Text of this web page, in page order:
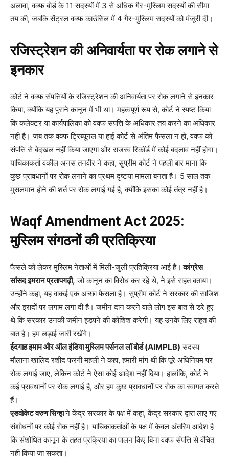
अलावा, वक्फ बोर्ड के 11 सदस्यों में 3 से अधिक गैर-मुस्लिम सदस्यों की सीमा
तय की, जबकि सेंट्रल वक्फ काउंसिल में 4 गैर-मुस्लिम सदस्यों को मंजूरी दी।
रजिस्ट्रेशन की अनिवार्यता पर रोक लगाने से
इनकार
कोर्ट ने वक्फ संपत्तियों के रजिस्ट्रेशन की अनिवार्यता पर रोक लगाने से इनकार
किया, क्योंकि यह पुराने कानून में भी था। महत्वपूर्ण रूप से, कोर्ट ने स्पष्ट किया
कि कलेक्टर या कार्यपालिका को वक्फ संपत्ति के अधिकार तय करने का अधिकार
नहीं है। जब तक वक्फ ट्रिब्यूनल या हाई कोर्ट से अंतिम फैसला न हो, वक्फ को
संपत्ति से बेदखल नहीं किया जाएगा और राजस्व रिकॉर्ड में कोई बदलाव नहीं होगा।
याचिकाकर्ता वकील अनस तनवीर ने कहा, सुप्रीम कोर्ट ने पहली बार माना कि
कुछ प्रावधानों पर रोक लगाने का प्रथम दृष्टया मामला बनता है। 5 साल तक
मुसलमान होने की शर्त पर रोक लगाई गई है, क्योंकि इसका कोई तंत्र नहीं है।
Waqf Amendment Act 2025:
मुस्लिम संगठनों की प्रतिक्रिया
फैसले को लेकर मुस्लिम नेताओं में मिली-जुली प्रतिक्रिया आई है। कांग्रेस
सांसद इमरान प्रतापगढ़ी, जो कानून का विरोध कर रहे थे, ने इसे राहत बताया।
उन्होंने कहा, यह वाकई एक अच्छा फैसला है। सुप्रीम कोर्ट ने सरकार की साजिश
और इरादों पर लगाम लगा दी है। जमीन दान करने वाले लोग इस बात से डरे हुए
थे कि सरकार उनकी जमीन हड़पने की कोशिश करेगी। यह उनके लिए राहत की
बात है। हम लड़ाई जारी रखेंगे।
ईदगाह इमाम और ऑल इंडिया मुस्लिम पर्सनल लॉ बोर्ड (AIMPLB) सदस्य
मौलाना खालिद रशीद फरंगी महली ने कहा, हमारी मांग थी कि पूरे अधिनियम पर
रोक लगाई जाए, लेकिन कोर्ट ने ऐसा कोई आदेश नहीं दिया। हालांकि, कोर्ट ने
कई प्रावधानों पर रोक लगाई है, और हम कुछ प्रावधानों पर रोक का स्वागत करते
हैं।
एडवोकेट वरुण सिन्हाने केंद्र सरकार के पक्ष में कहा, केंद्र सरकार द्वारा लाए गए
संशोधनों पर कोई रोक नहीं है। याचिकाकर्ताओं के पक्ष में केवल अंतरिम आदेश है
कि संशोधित कानून के तहत प्रक्रिया का पालन किए बिना वक्फ संपत्ति से वंचित
नहीं किया जा सकता।